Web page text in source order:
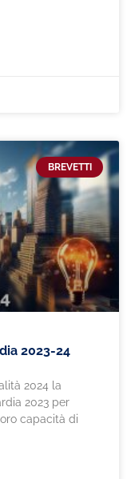
BREVETTI
2023-24
2024 la
2023 per
capacità di